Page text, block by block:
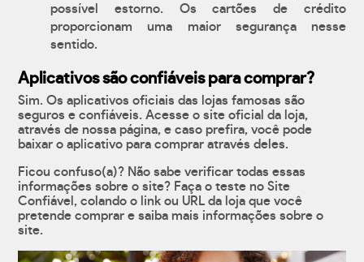
possível estorno. Os cartões de crédito
proporcionam uma maior segurança nesse
sentido.
Aplicativos são confiáveis para comprar?
Sim. Os aplicativos oficiais das lojas famosas são
seguros e confiáveis. Acesse o site oficial da loja,
através de nossa página, e caso prefira, você pode
baixar o aplicativo para comprar através deles.
Ficou confuso(a)? Não sabe verificar todas essas
informações sobre o site? Faça o teste no Site
Confiável, colando o link ou URL da loja que você
pretende comprar e saiba mais informações sobre o
site.